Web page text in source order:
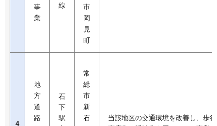
事
業
線
市
岡
見
町
4
地
方
道
路
石
下
駅
常
総
市
新
石
当該地区の交通環境を改善し、歩